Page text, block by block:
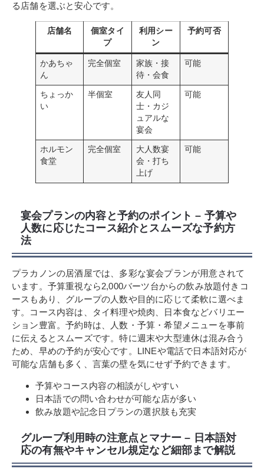
る店舗を選ぶと安心です。
店舗名
個室タイ
プ
利用シー
ン
予約可否
かあちゃ
ん
完全個室
家族・接
待・会食
可能
ちょっか
い
半個室
友人同
士・カジ
ュアルな
宴会
可能
ホルモン
食堂
完全個室
大人数宴
会・打ち
上げ
可能
宴会プランの内容と予約のポイント – 予算や
人数に応じたコース紹介とスムーズな予約方
法
プラカノンの居酒屋では、多彩な宴会プランが用意されて
います。予算重視なら2,000バーツ台からの飲み放題付きコ
ースもあり、グループの人数や目的に応じて柔軟に選べま
す。コース内容は、タイ料理や焼肉、日本食などバリエー
ション豊富。予約時は、人数・予算・希望メニューを事前
に伝えるとスムーズです。特に週末や大型連休は混み合う
ため、早めの予約が安心です。LINEや電話で日本語対応が
可能な店舗も多く、言葉の壁を気にせず予約できます。
予算やコース内容の相談がしやすい
日本語での問い合わせが可能な店が多い
飲み放題や記念日プランの選択肢も充実
グループ利用時の注意点とマナー – 日本語対
応の有無やキャンセル規定など細部まで解説